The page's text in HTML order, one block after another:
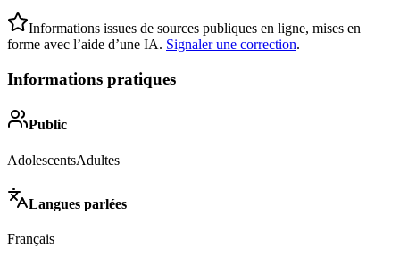
Informations issues de sources publiques en ligne, mises en
forme avec l’aide d’une IA. Signaler une correction.
Informations pratiques
Public
AdolescentsAdultes
Langues parlées
Français